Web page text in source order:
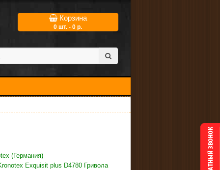
Корзина
0 шт. - 0 р.
(Германия)
Exquisit plus D4780 Гривола